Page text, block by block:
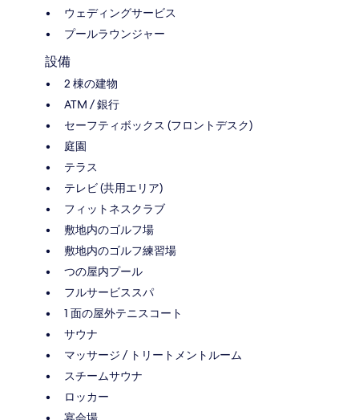
ウェディングサービス
プールラウンジャー
設備
2 棟の建物
ATM / 銀行
セーフティボックス (フロントデスク)
庭園
テラス
テレビ (共用エリア)
フィットネスクラブ
敷地内のゴルフ場
敷地内のゴルフ練習場
つの屋内プール
フルサービススパ
1 面の屋外テニスコート
サウナ
マッサージ / トリートメントルーム
スチームサウナ
ロッカー